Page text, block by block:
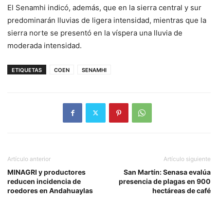
El Senamhi indicó, además, que en la sierra central y sur
predominarán lluvias de ligera intensidad, mientras que la
sierra norte se presentó en la víspera una lluvia de
moderada intensidad.
ETIQUETAS COEN SENAMHI
Artículo anterior
MINAGRI y productores
reducen incidencia de
roedores en Andahuaylas
Artículo siguiente
San Martín: Senasa evalúa
presencia de plagas en 900
hectáreas de café